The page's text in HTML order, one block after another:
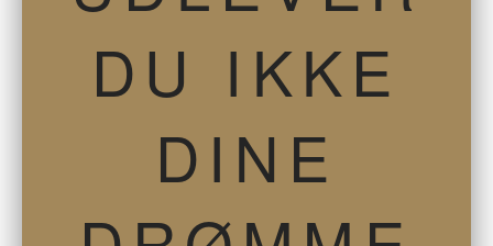
DU IKKE
DINE